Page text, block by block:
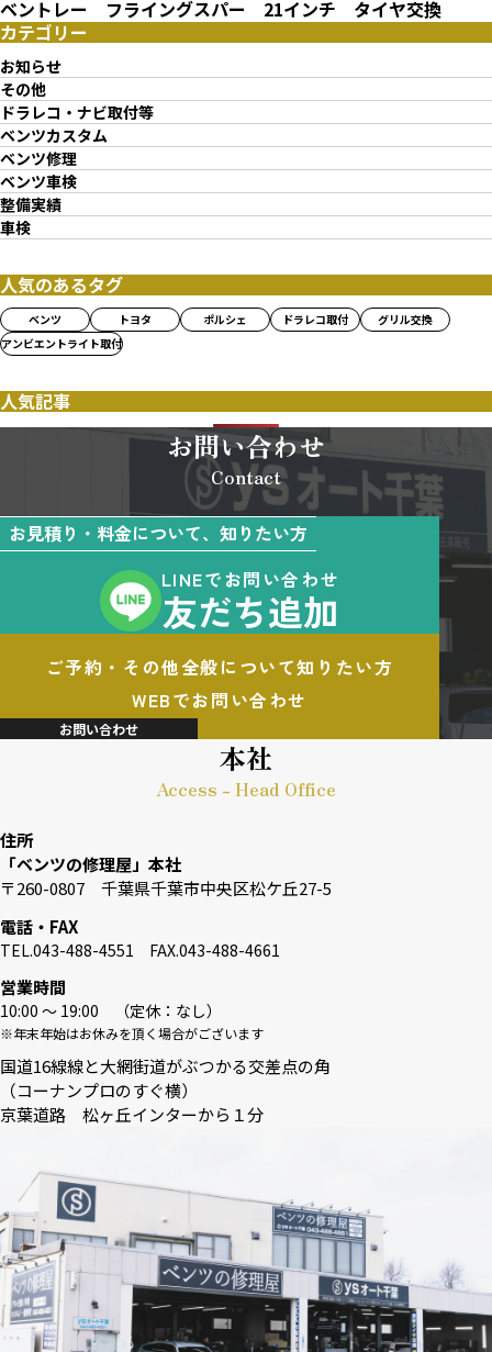
ベントレー フライングスパー 21インチ タイヤ交換
カテゴリー
お知らせ
その他
ドラレコ・ナビ取付等
ベンツカスタム
ベンツ修理
ベンツ車検
整備実績
車検
人気のあるタグ
ベンツ トヨタ ポルシェ ドラレコ取付
グリル交換
アンビエントライト取付
人気記事
お問い合わせ
Contact
お見積り・料金について、知りたい方
LINEでお問い合わせ
友だち追加
ご予約・その他全般について知りたい方
WEBでお問い合わせ
お問い合わせ
本社
Access - Head Office
住所
「ベンツの修理屋」本社
〒260-0807 千葉県千葉市中央区松ケ丘27-5
電話・FAX
TEL.043-488-4551 FAX.043-488-4661
営業時間
10:00 〜 19:00 （定休：なし）
※年末年始はお休みを頂く場合がございます
国道16線線と大網街道がぶつかる交差点の角
（コーナンプロのすぐ横）
京葉道路 松ヶ丘インターから１分